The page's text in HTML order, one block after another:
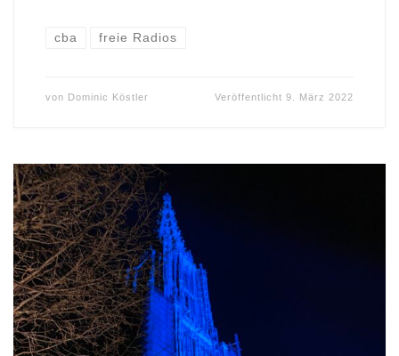
cba freie Radios
von Dominic Köstler Veröffentlicht9. März 2022